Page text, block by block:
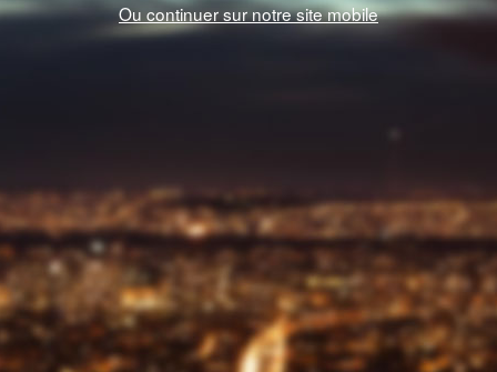
Ou continuer sur notre site mobile